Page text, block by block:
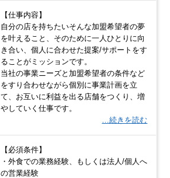
【仕事内容】
自分の店を持ちたいそんな加盟希望者の夢
を叶えること、そのために一人ひとりに向
き合い、個人に合わせた提案/サポートをす
ることがミッションです。
当社の事業ニーズと加盟希望者の条件など
をすり合わせながら個別に事業計画を立
て、お互いに利益を出る店舗をつくり、増
やしていく仕事です。
…続きを読む
【必須条件】
・外食での業務経験、もしくは法人/個人へ
の営業経験